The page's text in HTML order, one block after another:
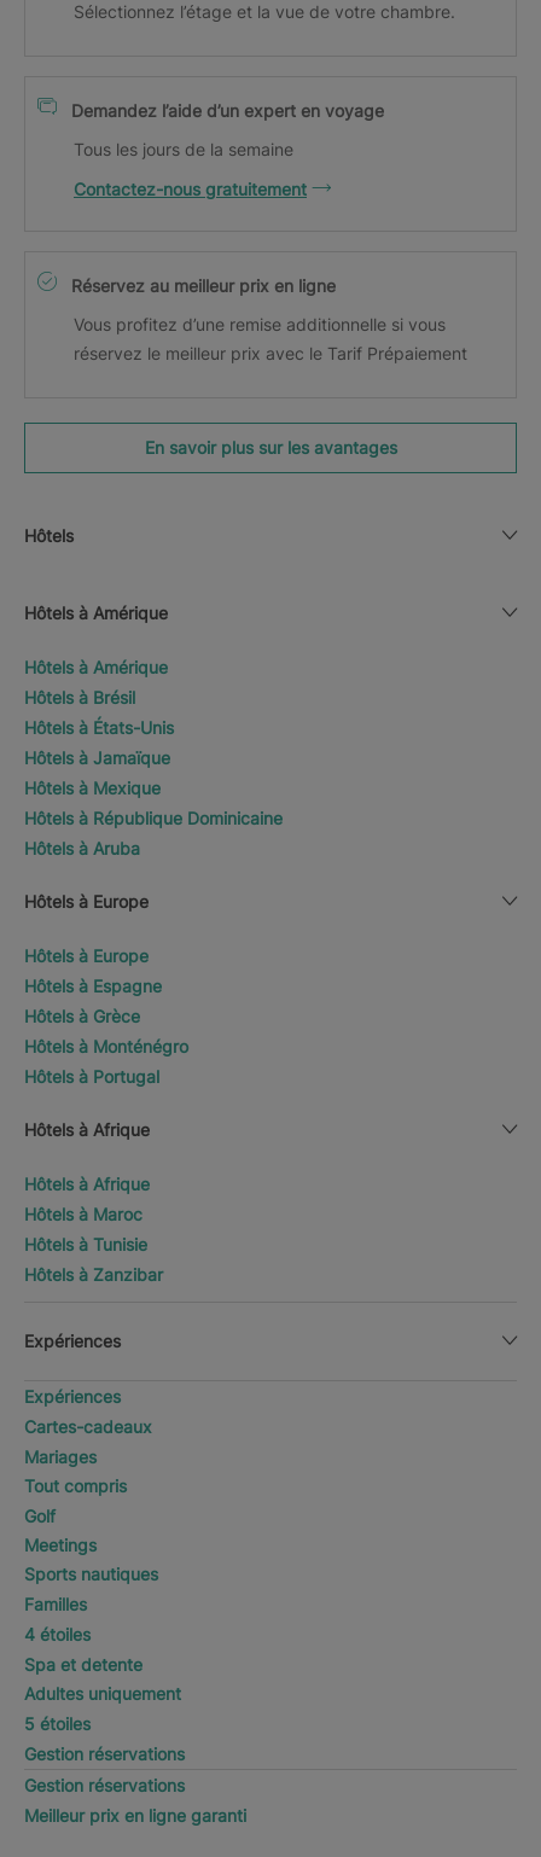
Sélectionnez l’étage et la vue de votre chambre.
Demandez l’aide d’un expert en voyage
Tous les jours de la semaine
Contactez-nous gratuitement
Réservez au meilleur prix en ligne
Vous profitez d’une remise additionnelle si vous
réservez le meilleur prix avec le Tarif Prépaiement
En savoir plus sur les avantages
Hôtels
Hôtels à Amérique
Hôtels à Amérique
Hôtels à Brésil
Hôtels à États-Unis
Hôtels à Jamaïque
Hôtels à Mexique
Hôtels à République Dominicaine
Hôtels à Aruba
Hôtels à Europe
Hôtels à Europe
Hôtels à Espagne
Hôtels à Grèce
Hôtels à Monténégro
Hôtels à Portugal
Hôtels à Afrique
Hôtels à Afrique
Hôtels à Maroc
Hôtels à Tunisie
Hôtels à Zanzibar
Expériences
Expériences
Cartes-cadeaux
Mariages
Tout compris
Golf
Meetings
Sports nautiques
Familles
4 étoiles
Spa et detente
Adultes uniquement
5 étoiles
Gestion réservations
Gestion réservations
Meilleur prix en ligne garanti